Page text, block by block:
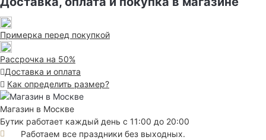
Примерка перед покупкой
Рассрочка на 50%
Доставка и оплата
Как определить размер?
Магазин в Москве
Бутик работает каждый день с 11:00 до 20:00
Работаем все праздники без выходных.